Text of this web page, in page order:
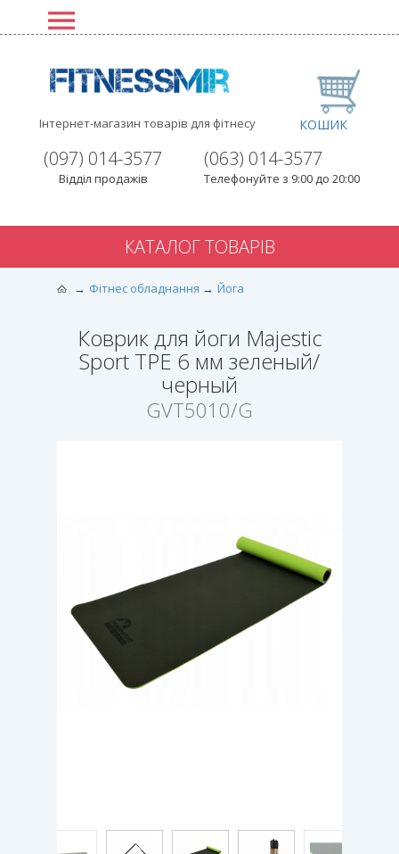
Інтернет-магазин товарів для фітнесу
(063) 014-3577
Телефонуйте з 9:00 до 20:00
(097) 014-3577
Відділ продажів
КОШИК
КАТАЛОГ ТОВАРІВ
Фітнес обладнання Йога
Коврик для йоги Majestic
Sport TPE 6 мм зеленый/
черный
GVT5010/G